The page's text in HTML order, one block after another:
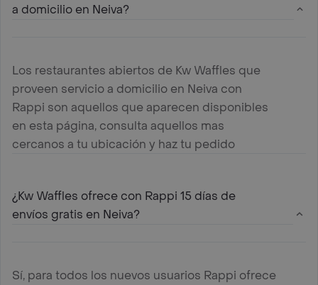
a domicilio en Neiva?
Los restaurantes abiertos de Kw Waffles que
proveen servicio a domicilio en Neiva con
Rappi son aquellos que aparecen disponibles
en esta página, consulta aquellos mas
cercanos a tu ubicación y haz tu pedido
¿Kw Waffles ofrece con Rappi 15 días de
envíos gratis en Neiva?
Sí, para todos los nuevos usuarios Rappi ofrece